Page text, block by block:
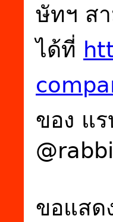
ษัทฯ ส
ได้ที่
ของ แ
ขอแสด